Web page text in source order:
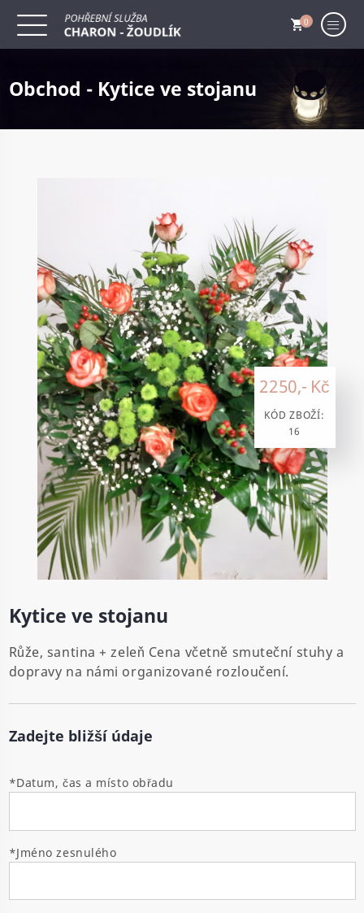
0
Obchod - Kytice ve stojanu
2250,- Kč
KÓD ZBOŽÍ:
16
Kytice ve stojanu
Růže, santina + zeleň Cena včetně smuteční stuhy a
dopravy na námi organizované rozloučení.
Zadejte bližší údaje
*Datum, čas a místo obřadu
*Jméno zesnulého